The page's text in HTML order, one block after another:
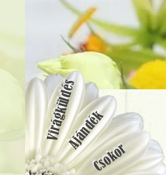
VirágküldésAjándék
Csokor